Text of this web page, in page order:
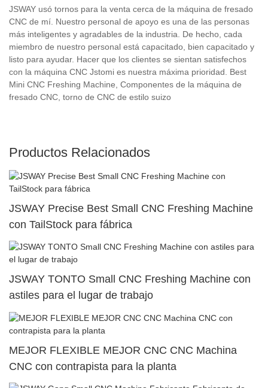
JSWAY usó tornos para la venta cerca de la máquina de fresado
CNC de mí. Nuestro personal de apoyo es una de las personas
más inteligentes y agradables de la industria. De hecho, cada
miembro de nuestro personal está capacitado, bien capacitado y
listo para ayudar. Hacer que los clientes se sientan satisfechos
con la máquina CNC Jstomi es nuestra máxima prioridad. Best
Mini CNC Freshing Machine, Componentes de la máquina de
fresado CNC, torno de CNC de estilo suizo
Productos Relacionados
JSWAY Precise Best Small CNC Freshing Machine
con TailStock para fábrica
JSWAY TONTO Small CNC Freshing Machine con
astiles para el lugar de trabajo
MEJOR FLEXIBLE MEJOR CNC CNC Machina
CNC con contrapista para la planta